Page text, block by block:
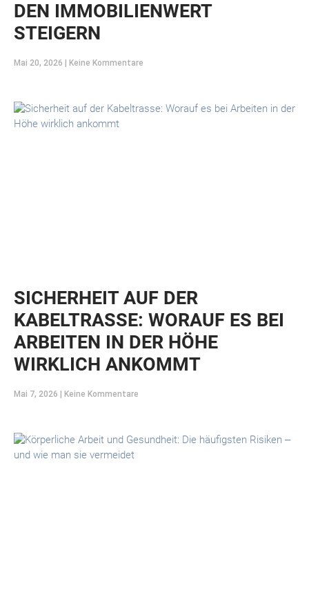
DEN IMMOBILIENWERT
STEIGERN
Mai 20, 2026 Keine Kommentare
SICHERHEIT AUF DER
KABELTRASSE: WORAUF ES BEI
ARBEITEN IN DER HÖHE
WIRKLICH ANKOMMT
Mai 7, 2026 Keine Kommentare